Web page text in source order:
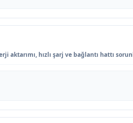
aktarımı, hızlı şarj ve bağlantı hattı